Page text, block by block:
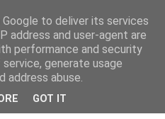
to deliver its services
address and user-agent are
performance and security
generate usage
abuse.
GOT IT